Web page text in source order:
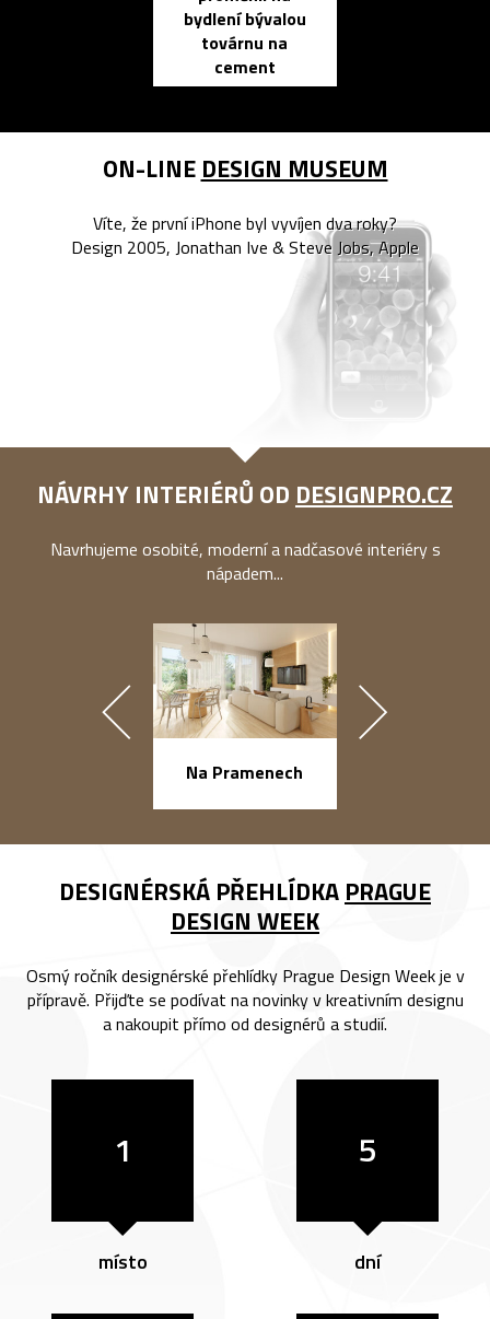
bydlení bývalou
továrnu na
cement
ON-LINE DESIGN MUSEUM
Víte, že první iPhone byl vyvíjen dva roky?
Design 2005, Jonathan Ive & Steve Jobs, Apple
NÁVRHY INTERIÉRŮ OD DESIGNPRO.CZ
Navrhujeme osobité, moderní a nadčasové interiéry s
nápadem...
Na Pramenech
DESIGNÉRSKÁ PŘEHLÍDKA PRAGUE
DESIGN WEEK
Osmý ročník designérské přehlídky Prague Design Week je v
přípravě. Přijďte se podívat na novinky v kreativním designu
a nakoupit přímo od designérů a studií.
1
místo
5
dní